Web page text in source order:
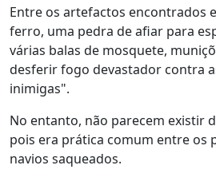
Entre os artefactos encontrados
ferro, uma pedra de afiar para
várias balas de mosquete,
desferir fogo devastador contra
inimigas".
No entanto, não parecem existir
pois era prática comum entre os
navios saqueados.